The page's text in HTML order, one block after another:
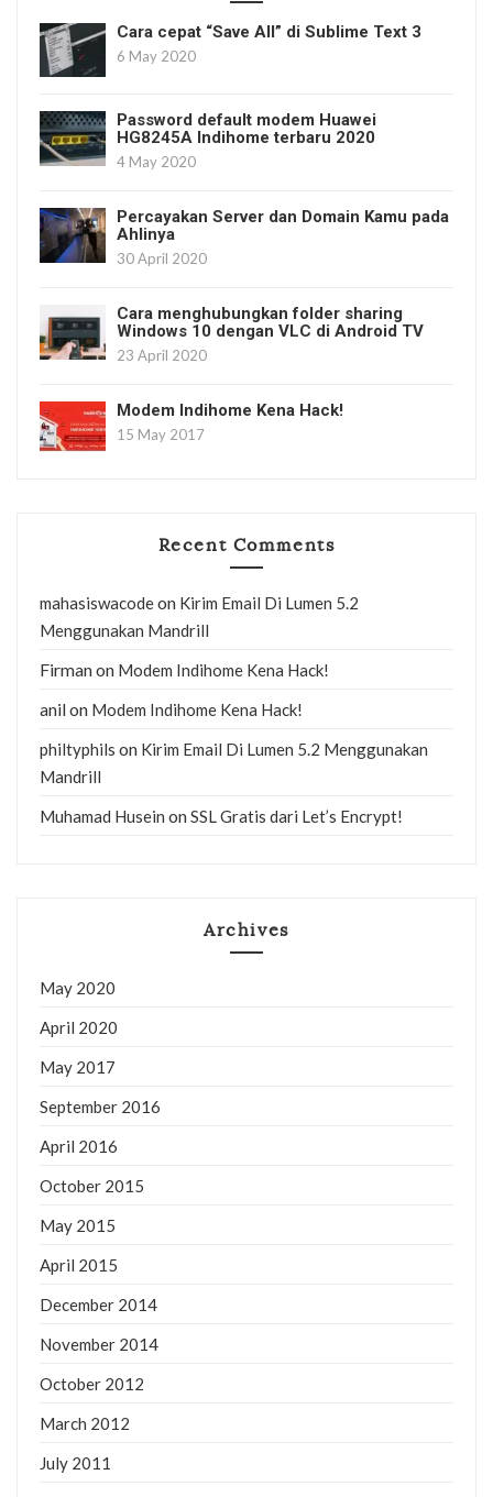
Cara cepat “Save All” di Sublime Text 3
6 May 2020
Password default modem Huawei
HG8245A Indihome terbaru 2020
4 May 2020
Percayakan Server dan Domain Kamu pada
Ahlinya
30 April 2020
Cara menghubungkan folder sharing
Windows 10 dengan VLC di Android TV
23 April 2020
Modem Indihome Kena Hack!
15 May 2017
Recent Comments
mahasiswacodeon Kirim Email Di Lumen 5.2
Menggunakan Mandrill
Firmanon Modem Indihome Kena Hack!
anilon Modem Indihome Kena Hack!
philtyphils on Kirim Email Di Lumen 5.2 Menggunakan
Mandrill
Muhamad Husein onSSL Gratis dari Let’s Encrypt!
Archives
May 2020
April 2020
May 2017
September 2016
April 2016
October 2015
May 2015
April 2015
December 2014
November 2014
October 2012
March 2012
July 2011